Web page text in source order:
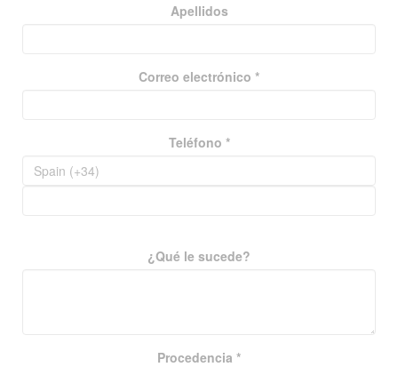
Apellidos
Correo electrónico *
Teléfono *
¿Qué le sucede?
Procedencia *